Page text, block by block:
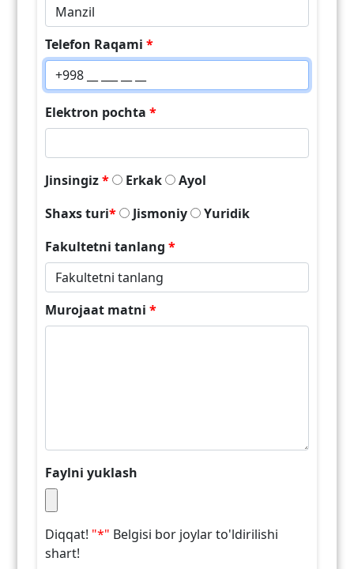
Telefon Raqami*
Elektron pochta*
Jinsingiz* Erkak
Ayol
Shaxs turi* Jismoniy
Yuridik
Fakultetni tanlang*
Murojaat matni*
Faylni yuklash
Diqqat! "*" Belgisi bor joylar to'ldirilishi
shart!